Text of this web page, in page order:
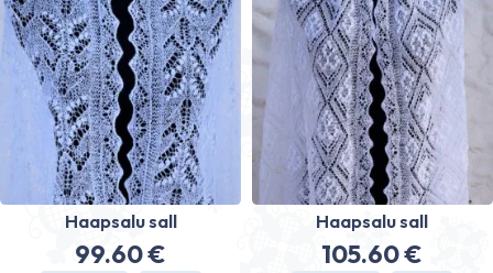
Haapsalu sall
99.60€
Haapsalu sall
105.60€